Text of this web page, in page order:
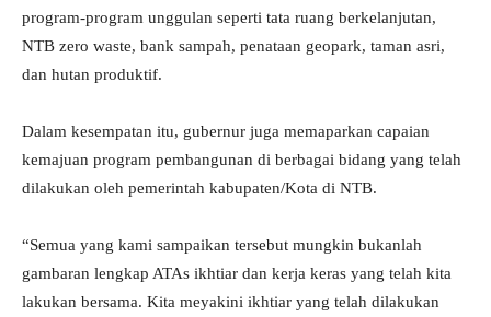
program-program unggulan seperti tata ruang berkelanjutan,
NTB zero waste, bank sampah, penataan geopark, taman asri,
dan hutan produktif.
Dalam kesempatan itu, gubernur juga memaparkan capaian
kemajuan program pembangunan di berbagai bidang yang telah
dilakukan oleh pemerintah kabupaten/Kota di NTB.
“Semua yang kami sampaikan tersebut mungkin bukanlah
gambaran lengkap ATAs ikhtiar dan kerja keras yang telah kita
lakukan bersama. Kita meyakini ikhtiar yang telah dilakukan